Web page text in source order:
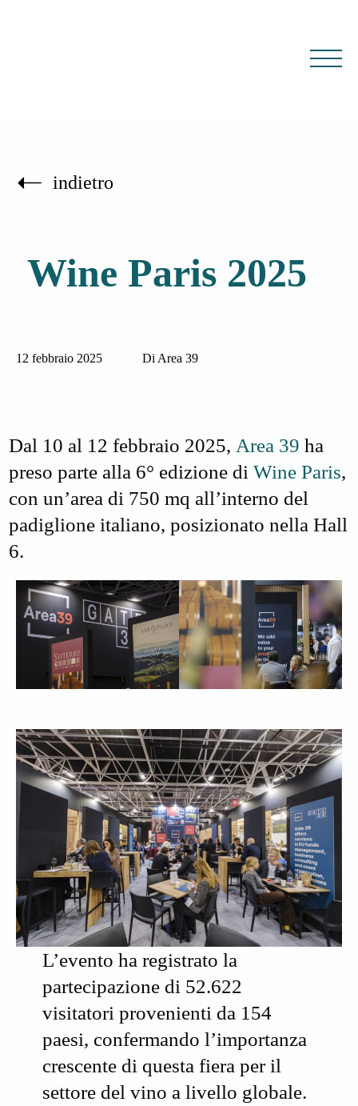
indietro
Wine Paris 2025
12 febbraio 2025 Di Area 39
Dal 10 al 12 febbraio 2025, Area 39 ha
preso parte alla 6° edizione di Wine Paris,
con un’area di 750 mq all’interno del
padiglione italiano, posizionato nella Hall
6.
L’evento ha registrato la
partecipazione di 52.622
visitatori provenienti da 154
paesi, confermando l’importanza
crescente di questa fiera per il
settore del vino a livello globale.